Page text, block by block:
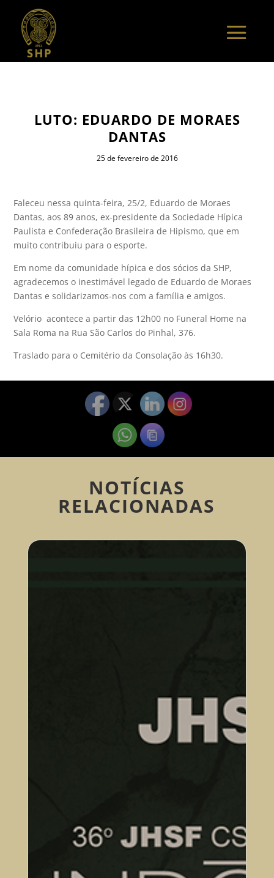
LUTO: EDUARDO DE MORAES
DANTAS
25 de fevereiro de 2016
Faleceu nessa quinta-feira, 25/2, Eduardo de Moraes
Dantas, aos 89 anos, ex-presidente da Sociedade Hípica
Paulista e Confederação Brasileira de Hipismo, que em
muito contribuiu para o esporte.
Em nome da comunidade hípica e dos sócios da SHP,
agradecemos o inestimável legado de Eduardo de Moraes
Dantas e solidarizamos-nos com a família e amigos.
Velório acontece a partir das 12h00 no Funeral Home na
Sala Roma na Rua São Carlos do Pinhal, 376.
Traslado para o Cemitério da Consolação às 16h30.
NOTÍCIAS
RELACIONADAS